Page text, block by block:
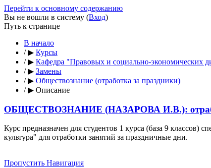
Перейти к основному содержанию
Вы не вошли в систему (Вход)
Путь к странице
В начало
/ ▶ Курсы
/ ▶ Кафедра "Правовых и социально-экономических
/ ▶ Замены
/ ▶ Обществознание (отработка за праздники)
/ ▶ Описание
ОБЩЕСТВОЗНАНИЕ (НАЗАРОВА И.В.):
Курс предназначен для студентов 1 курса (база 9 классов)
культура" для отработки занятий за праздничные дни.
Пропустить Навигация